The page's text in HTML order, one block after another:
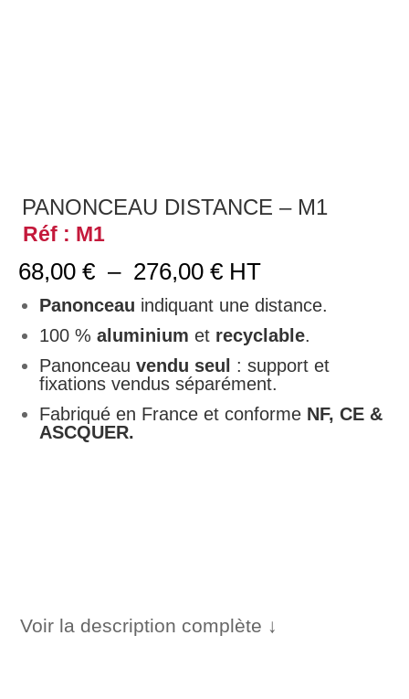
PANONCEAU DISTANCE – M1
Réf : M1
68,00€ – 276,00€Plage
de
prix :
68,00 €
à
276,00 €
HT
Panonceau indiquant une distance.
100 %aluminiumet recyclable.
Panonceau vendu seul
: support et
fixations vendus séparément.
Fabriqué en France et conforme NF, CE &
ASCQUER.
Voir la description complète ↓